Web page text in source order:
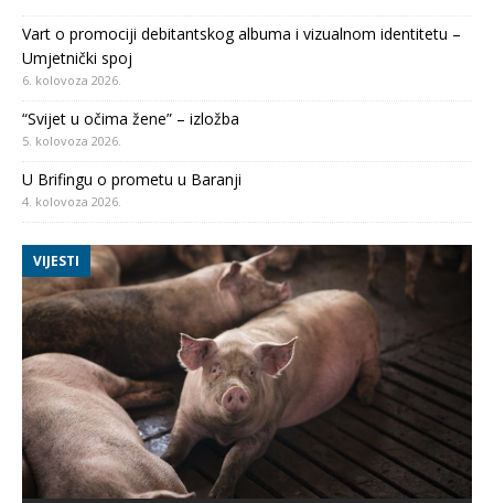
Vart o promociji debitantskog albuma i vizualnom identitetu –
Umjetnički spoj
6. kolovoza 2026.
“Svijet u očima žene” – izložba
5. kolovoza 2026.
U Brifingu o prometu u Baranji
4. kolovoza 2026.
VIJESTI